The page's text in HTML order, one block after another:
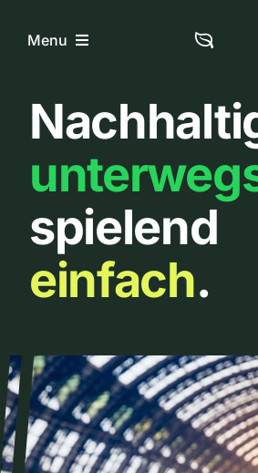
InhaltMenu
Home
Über uns
Urbanlist
spielend
einfach.